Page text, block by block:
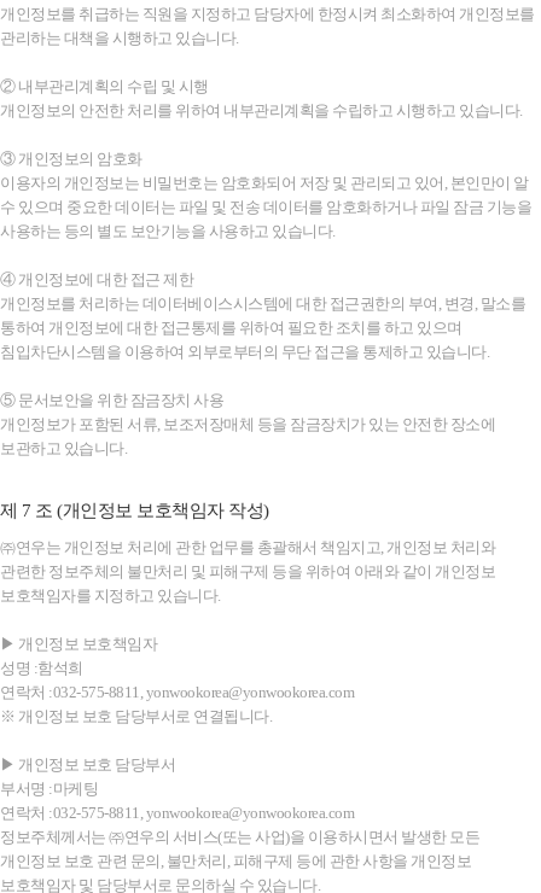
개인정보를 취급하는 직원을 지정하고 담당자에 한정시켜 최소화하여 개인정보를
관리하는 대책을 시행하고 있습니다.
② 내부관리계획의 수립 및 시행
개인정보의 안전한 처리를 위하여 내부관리계획을 수립하고 시행하고 있습니다.
③ 개인정보의 암호화
이용자의 개인정보는 비밀번호는 암호화되어 저장 및 관리되고 있어, 본인만이 알
수 있으며 중요한 데이터는 파일 및 전송 데이터를 암호화하거나 파일 잠금 기능을
사용하는 등의 별도 보안기능을 사용하고 있습니다.
④ 개인정보에 대한 접근 제한
개인정보를 처리하는 데이터베이스시스템에 대한 접근권한의 부여, 변경, 말소를
통하여 개인정보에 대한 접근통제를 위하여 필요한 조치를 하고 있으며
침입차단시스템을 이용하여 외부로부터의 무단 접근을 통제하고 있습니다.
⑤ 문서보안을 위한 잠금장치 사용
개인정보가 포함된 서류, 보조저장매체 등을 잠금장치가 있는 안전한 장소에
보관하고 있습니다.
제 7 조 (개인정보 보호책임자 작성)
㈜연우는 개인정보 처리에 관한 업무를 총괄해서 책임지고, 개인정보 처리와
관련한 정보주체의 불만처리 및 피해구제 등을 위하여 아래와 같이 개인정보
보호책임자를 지정하고 있습니다.
▶ 개인정보 보호책임자
성명 :함석희
연락처 :032-575-8811, yonwookorea@yonwookorea.com
※ 개인정보 보호 담당부서로 연결됩니다.
▶ 개인정보 보호 담당부서
부서명 :마케팅
연락처 :032-575-8811, yonwookorea@yonwookorea.com
정보주체께서는 ㈜연우의 서비스(또는 사업)을 이용하시면서 발생한 모든
개인정보 보호 관련 문의, 불만처리, 피해구제 등에 관한 사항을 개인정보
보호책임자 및 담당부서로 문의하실 수 있습니다.